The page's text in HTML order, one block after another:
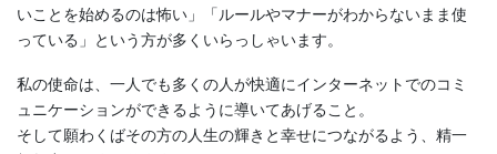
いことを始めるのは怖い」「ルールやマナーがわからないまま使
っている」という方が多くいらっしゃいます。
私の使命は、一人でも多くの人が快適にインターネットでのコミ
ュニケーションができるように導いてあげること。
そして願わくばその方の人生の輝きと幸せにつながるよう、精一